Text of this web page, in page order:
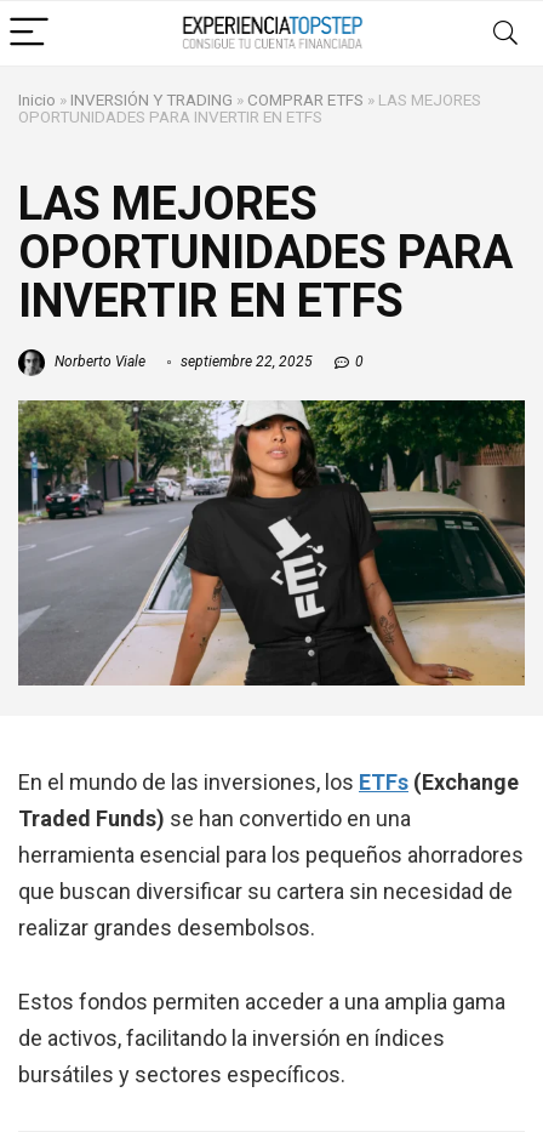
Inicio » INVERSIÓN Y TRADING » COMPRAR ETFS » LAS MEJORES
OPORTUNIDADES PARA INVERTIR EN ETFS
LAS MEJORES
OPORTUNIDADES PARA
INVERTIR EN ETFS
Norberto Viale septiembre 22, 2025 0
En el mundo de las inversiones, los ETFs (Exchange
Traded Funds) se han convertido en una
herramienta esencial para los pequeños ahorradores
que buscan diversificar su cartera sin necesidad de
realizar grandes desembolsos.
Estos fondos permiten acceder a una amplia gama
de activos, facilitando la inversión en índices
bursátiles y sectores específicos.